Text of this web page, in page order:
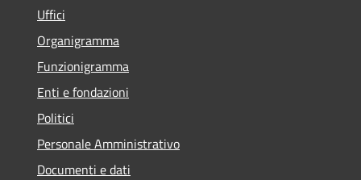
Uffici
Organigramma
Funzionigramma
Enti e fondazioni
Politici
Personale Amministrativo
Documenti e dati